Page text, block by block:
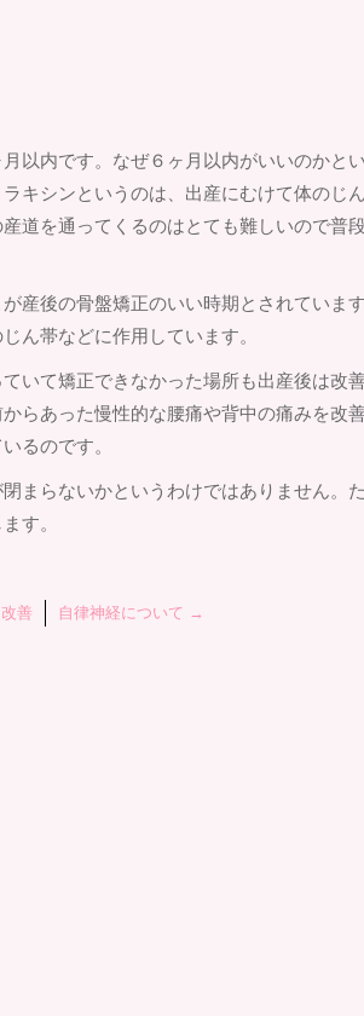
以内です。なぜ６ヶ月以内がいいのかと
キシンというのは、出産にむけて体のじ
道を通ってくるのはとても難しいので普
産後の骨盤矯正のいい時期とされていま
ん帯などに作用しています。
いて矯正できなかった場所も出産後は改
らあった慢性的な腰痛や背中の痛みを改
るのです。
まらないかというわけではありません。
す。
善 自律神経について →